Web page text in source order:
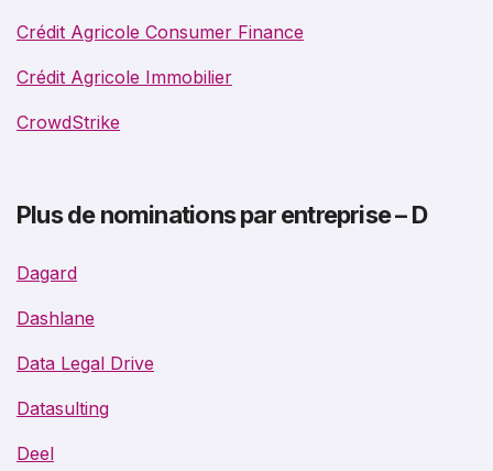
Crédit Agricole Consumer Finance
Crédit Agricole Immobilier
CrowdStrike
Plus de nominations par entreprise – D
Dagard
Dashlane
Data Legal Drive
Datasulting
Deel